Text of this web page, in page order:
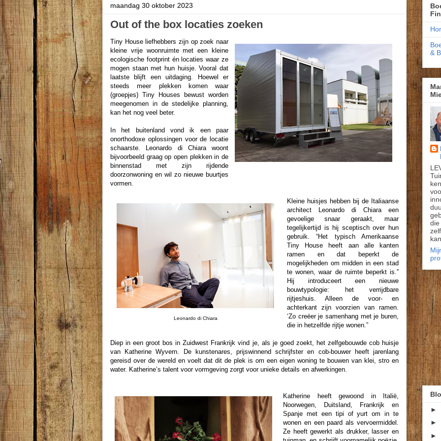
maandag 30 oktober 2023
Out of the box locaties zoeken
Tiny House liefhebbers zijn op zoek naar
kleine vrije woonruimte met een kleine
ecologische footprint én locaties waar ze
mogen staan met hun huisje. Vooral dat
laatste blijft een uitdaging. Hoewel er
steeds meer plekken komen waar
(groepjes) Tiny Houses bewust worden
meegenomen in de stedelijke planning,
kan het nog veel beter.
In het buitenland vond ik een paar
onorthodoxe oplossingen voor de locatie
schaarste. Leonardo di Chiara woont
bijvoorbeeld graag op open plekken in de
binnenstad met zijn rijdende
doorzonwoning en wil zo nieuwe buurtjes
vormen.
Leonardo di Chiara
Kleine huisjes hebben bij de Italiaanse
architect Leonardo di Chiara een
gevoelige snaar geraakt, maar
tegelijkertijd is hij sceptisch over hun
gebruik. “Het typisch Amerikaanse
Tiny House heeft aan alle kanten
ramen en dat beperkt de
mogelijkheden om midden in een stad
te wonen, waar de ruimte beperkt is.”
Hij introduceert een nieuwe
bouwtypologie: het verrijdbare
rijtjeshuis. Alleen de voor- en
achterkant zijn voorzien van ramen.
‘Zo creëer je samenhang met je buren,
die in hetzelfde rijtje wonen.”
Diep in een groot bos in Zuidwest Frankrijk vind je, als je goed zoekt, het zelfgebouwde cob huisje
van Katherine Wyvern. De kunstenares, prijswinnend schrijfster en cob-bouwer heeft jarenlang
gereisd over de wereld en voelt dat dit de plek is om een eigen woning te bouwen van klei, stro en
water. Katherine’s talent voor vormgeving zorgt voor unieke details en afwerkingen.
Katherine heeft gewoond in Italië,
Noorwegen, Duitsland, Frankrijk en
Spanje met een tipi of yurt om in te
wonen en een paard als vervoermiddel.
Ze heeft gewerkt als drukker, lasser en
&
die
►
►
►